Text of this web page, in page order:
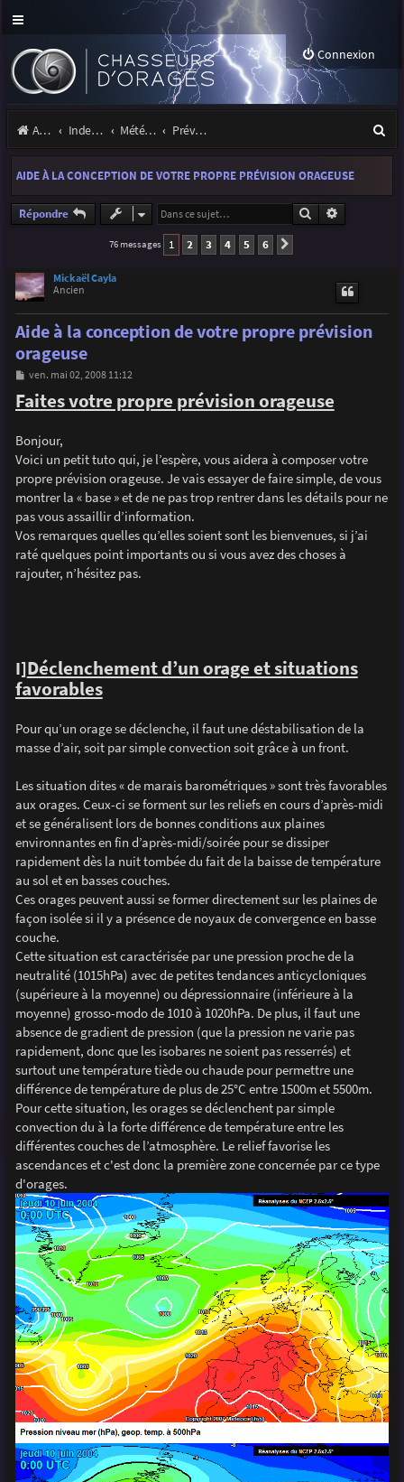
Connexion
Accueil Index du forum Météo et climatologie des orages Prévisions et suivis des orages
e
h
AIDE À LA CONCEPTION DE VOTRE PROPRE PRÉVISION ORAGEUSE
Répondre Rechercher
76 messages 1 2 3 4 5 6
Mickaël Cayla
Ancien
Aide à la conception de votre propre prévision
orageuse
M
s
s
e
ven. mai 02, 2008 11:12
Faites votre propre prévision orageuse
Bonjour,
Voici un petit tuto qui, je l’espère, vous aidera à composer votre
propre prévision orageuse. Je vais essayer de faire simple, de vous
montrer la « base » et de ne pas trop rentrer dans les détails pour ne
pas vous assaillir d’information.
Vos remarques quelles qu’elles soient sont les bienvenues, si j’ai
raté quelques point importants ou si vous avez des choses à
rajouter, n’hésitez pas.
I]Déclenchement d’un orage et situations
favorables
Pour qu’un orage se déclenche, il faut une déstabilisation de la
masse d’air, soit par simple convection soit grâce à un front.
Les situation dites « de marais barométriques » sont très favorables
aux orages. Ceux-ci se forment sur les reliefs en cours d’après-midi
et se généralisent lors de bonnes conditions aux plaines
environnantes en fin d’après-midi/soirée pour se dissiper
rapidement dès la nuit tombée du fait de la baisse de température
au sol et en basses couches.
Ces orages peuvent aussi se former directement sur les plaines de
façon isolée si il y a présence de noyaux de convergence en basse
couche.
Cette situation est caractérisée par une pression proche de la
neutralité (1015hPa) avec de petites tendances anticycloniques
(supérieure à la moyenne) ou dépressionnaire (inférieure à la
moyenne) grosso-modo de 1010 à 1020hPa. De plus, il faut une
absence de gradient de pression (que la pression ne varie pas
rapidement, donc que les isobares ne soient pas resserrés) et
surtout une température tiède ou chaude pour permettre une
différence de température de plus de 25°C entre 1500m et 5500m.
Pour cette situation, les orages se déclenchent par simple
convection du à la forte différence de température entre les
différentes couches de l’atmosphère. Le relief favorise les
ascendances et c'est donc la première zone concernée par ce type
d'orages.